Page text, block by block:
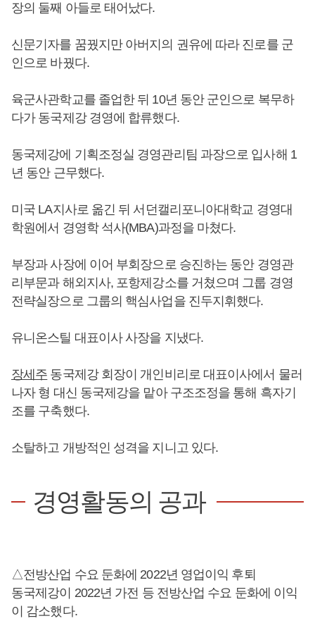
장의 둘째 아들로 태어났다.
신문기자를 꿈꿨지만 아버지의 권유에 따라 진로를 군
인으로 바꿨다.
육군사관학교를 졸업한 뒤 10년 동안 군인으로 복무하
다가 동국제강 경영에 합류했다.
동국제강에 기획조정실 경영관리팀 과장으로 입사해 1
년 동안 근무했다.
미국 LA지사로 옮긴 뒤 서던캘리포니아대학교 경영대
학원에서 경영학 석사(MBA)과정을 마쳤다.
부장과 사장에 이어 부회장으로 승진하는 동안 경영관
리부문과 해외지사, 포항제강소를 거쳤으며 그룹 경영
전략실장으로 그룹의 핵심사업을 진두지휘했다.
유니온스틸 대표이사 사장을 지냈다.
장세주 동국제강 회장이 개인비리로 대표이사에서 물러
나자 형 대신 동국제강을 맡아 구조조정을 통해 흑자기
조를 구축했다.
소탈하고 개방적인 성격을 지니고 있다.
경영활동의 공과
△전방산업 수요 둔화에 2022년 영업이익 후퇴
동국제강이 2022년 가전 등 전방산업 수요 둔화에 이익
이 감소했다.